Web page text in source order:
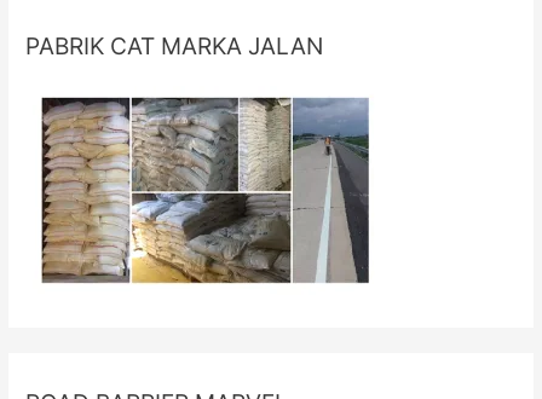
PABRIK CAT MARKA JALAN